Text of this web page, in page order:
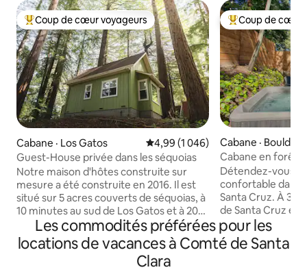
Coup de cœur voyageurs parmi les plus aimés
Coup de cœur voyageurs
Cabane · Los Gatos Note moyenne de 4,99 sur 5, 1
4,99 (1 046)
Guest-House privée dans les séquoias
Notre maison d'hôtes construite sur
mesure a été construite en 2016. Il est
situé sur 5 acres couverts de séquoias, à
10 minutes au sud de Los Gatos et à 20
minutes de Santa Cruz. Nous avons un
accès facile aux sentiers de randonnée
pédestre et cyclable, à une dégustation
de vin de classe mondiale, à des
Coup de cœur
Coup de cœur
Cabane · Boulder
Cabane en forêt
Détendez-vous
confortable dans
Santa Cruz. À 30
de Santa Cruz et
charmant studio
le cadre idéal
vie urbaine et se
Les commodités préférées pour les
locations de vacances à Comté de Santa
Clara